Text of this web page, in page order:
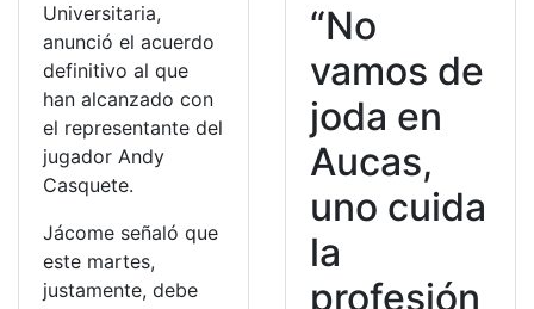
Universitaria,
anunció el acuerdo
definitivo al que
han alcanzado con
el representante del
jugador Andy
Casquete.
Jácome señaló que
este martes,
justamente, debe
“No
vamos de
joda en
Aucas,
uno cuida
la
profesión